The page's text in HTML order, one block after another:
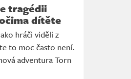
tragédii
dítěte
hráči viděli z
to moc často není.
adventura Torn